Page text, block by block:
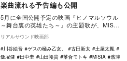
楽曲流れる予告編も公開
5月に全国公開予定の映画『ヒノマルソウル
～舞台裏の英雄たち～』の主題歌が、MISIA
の新曲「想いはらはらと」に決定した。
『…
リアルサウンド映画部
川谷絵音
ゲスの極み乙女。 古田新太
土屋太鳳
飯塚健
田中圭 山田裕貴 落合モトキ MISIA
濱津